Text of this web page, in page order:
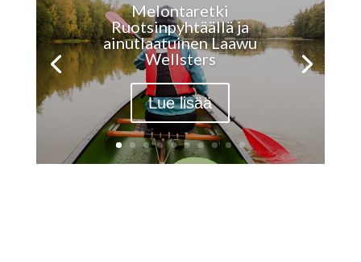
Melontaretki
Ruotsinpyhtäällä ja
ainutlaatuinen Laawu
Wellsters
Lue lisää